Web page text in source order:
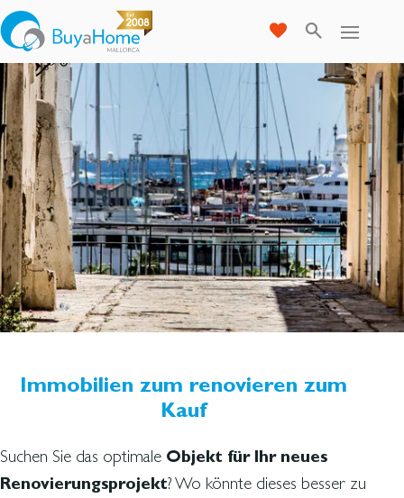
Immobilien zum renovieren zum
Kauf
Suchen Sie das optimale Objekt für Ihr neues
Renovierungsprojekt? Wo könnte dieses besser zu